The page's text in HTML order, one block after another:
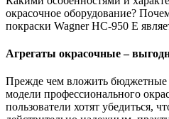
окрасочное оборудование?
покраски Wagner HC-950 E
Агрегаты окрасочные –
Прежде чем вложить бюджетные
модели профессионального
пользователи хотят убедиться,